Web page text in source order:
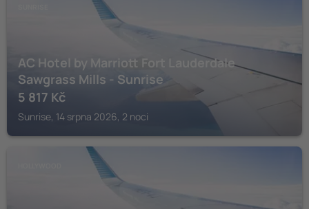
AC Hotel by Marriott Fort Lauderdale
Sawgrass Mills - Sunrise
5 817 Kč
Sunrise, 14 srpna 2026, 2 noci